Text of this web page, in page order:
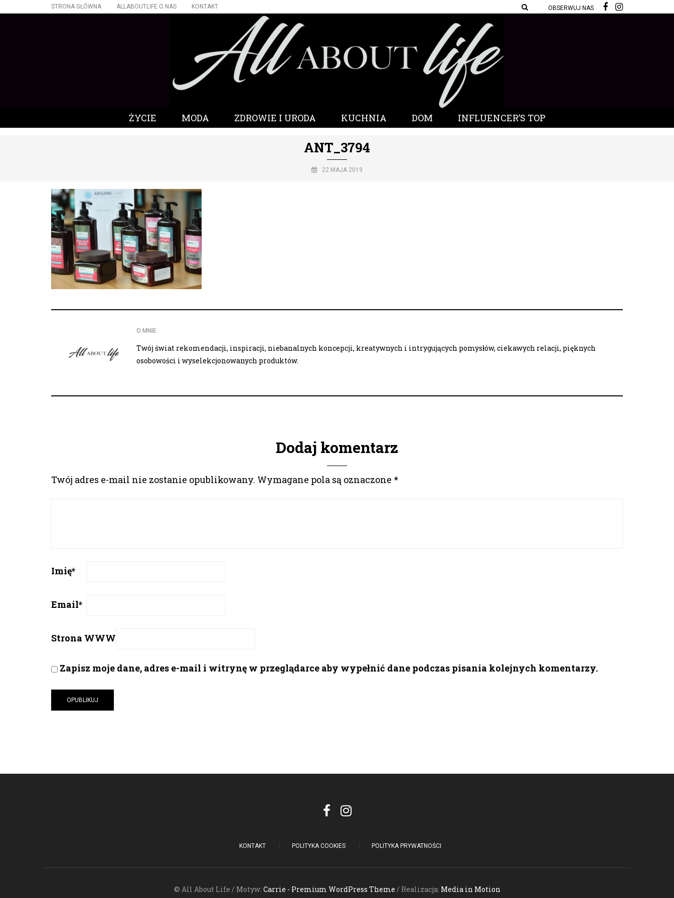
STRONA GŁÓWNA ALLABOUTLIFE O NAS KONTAKT OBSERWUJ NAS
ŻYCIE MODA ZDROWIE I URODA KUCHNIA DOM INFLUENCER’S TOP
ANT_3794
22 MAJA 2019
O MNIE
Twój świat rekomendacji, inspiracji, niebanalnych koncepcji, kreatywnych i intrygujących pomysłów, ciekawych relacji, pięknych
osobowości i wyselekcjonowanych produktów.
Dodaj komentarz
Twój adres e-mail nie zostanie opublikowany. Wymagane pola są oznaczone *
Imię*
Email*
Strona WWW
Zapisz moje dane, adres e-mail i witrynę w przeglądarce aby wypełnić dane podczas pisania kolejnych komentarzy.
KONTAKT POLITYKA COOKIES POLITYKA PRYWATNOŚCI
© All About Life / Motyw: Carrie - Premium WordPress Theme / Realizacja: Media in Motion